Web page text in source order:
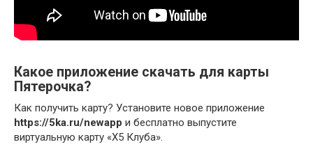
Какое приложение скачать для карты
Пятерочка?
Как получить карту? Установите новое приложение
https://5ka.ru/newapp и бесплатно выпустите
виртуальную карту «Х5 Клуба».